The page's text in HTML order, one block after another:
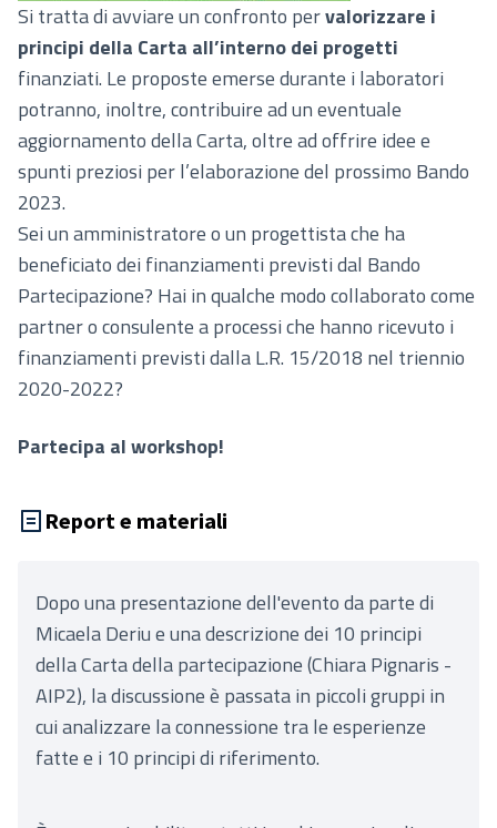
Si tratta di avviare un confronto pervalorizzare i
principi della Carta all’interno dei progetti
finanziati. Le proposte emerse durante i laboratori
potranno, inoltre, contribuire ad un eventuale
aggiornamento della Carta, oltre ad offrire idee e
spunti preziosi per l’elaborazione del prossimo Bando
2023.
Sei un amministratore o un progettista che ha
beneficiato dei finanziamenti previsti dal Bando
Partecipazione? Hai in qualche modo collaborato come
partner o consulente a processi che hanno ricevuto i
finanziamenti previsti dalla L.R. 15/2018 nel triennio
2020-2022?
Partecipa al workshop!
Report e materiali
Dopo una presentazione dell'evento da parte di
Micaela Deriu e una descrizione dei 10 principi
della Carta della partecipazione (Chiara Pignaris -
AIP2), la discussione è passata in piccoli gruppi in
cui analizzare la connessione tra le esperienze
fatte e i 10 principi di riferimento.